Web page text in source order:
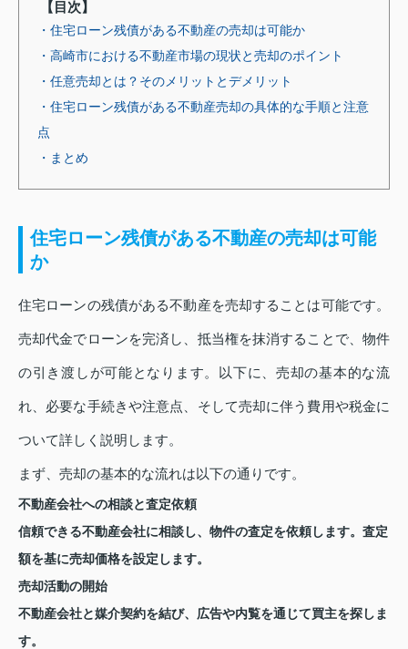
【目次】
・住宅ローン残債がある不動産の売却は可能か
・高崎市における不動産市場の現状と売却のポイント
・任意売却とは？そのメリットとデメリット
・住宅ローン残債がある不動産売却の具体的な手順と注意
点
・まとめ
住宅ローン残債がある不動産の売却は可能
か
住宅ローンの残債がある不動産を売却することは可能です。
売却代金でローンを完済し、抵当権を抹消することで、物件
の引き渡しが可能となります。以下に、売却の基本的な流
れ、必要な手続きや注意点、そして売却に伴う費用や税金に
ついて詳しく説明します。
まず、売却の基本的な流れは以下の通りです。
不動産会社への相談と査定依頼
信頼できる不動産会社に相談し、物件の査定を依頼します。査定
額を基に売却価格を設定します。
売却活動の開始
不動産会社と媒介契約を結び、広告や内覧を通じて買主を探しま
す。